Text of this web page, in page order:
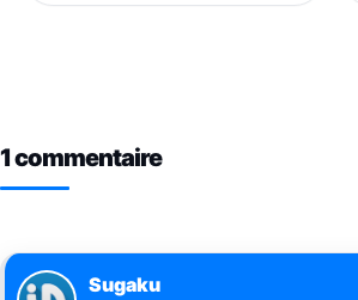
1 commentaire
Sugaku